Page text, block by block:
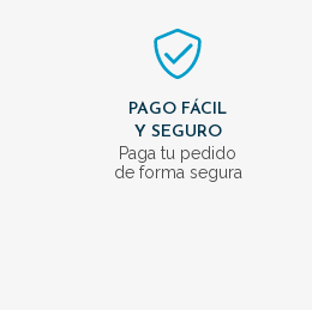
PAGO FÁCIL
Y SEGURO
Paga tu pedido
de forma segura